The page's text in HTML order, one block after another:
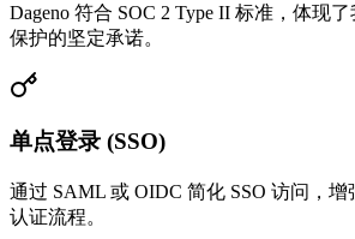
Dageno 符合 SOC 2 Type II 标准，体现
保护的坚定承诺。
单点登录 (SSO)
通过 SAML 或 OIDC 简化 SSO 访问，
认证流程。